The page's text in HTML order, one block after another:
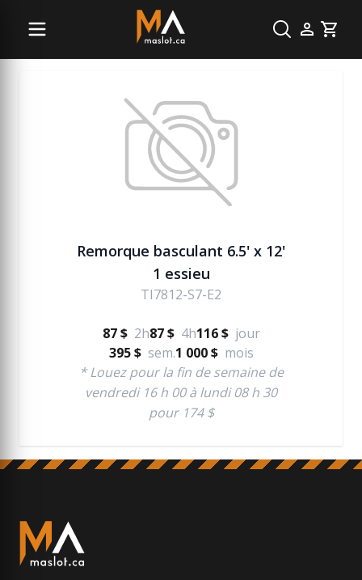
Cart
Remorque
Remorque basculant 6.5' x 12'
1 essieu
TI7812-S7-E2
87 $ 2h87 $ 4h116 $ jour
395 $ sem.1 000 $ mois
* Louez pour la fin de semaine de
vendredi 16 h 00 à lundi 08 h 30
pour 174 $